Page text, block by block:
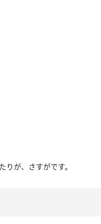
りが、さすがです。